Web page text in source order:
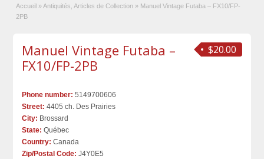
Accueil » Antiquités, Articles de Collection » Manuel Vintage Futaba – FX10/FP-
2PB
$20.00
Manuel Vintage Futaba –
FX10/FP-2PB
Phone number: 5149700606
Street: 4405 ch. Des Prairies
City: Brossard
State: Québec
Country: Canada
Zip/Postal Code: J4Y0E5